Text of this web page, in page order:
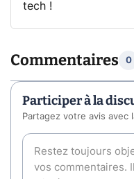
tech !
Commentaires 0
Participer à la
Partagez votre avis avec